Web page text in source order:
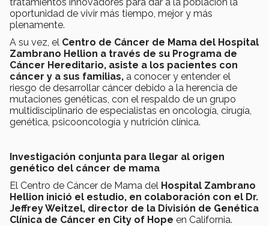
oportunidad de vivir más tiempo, mejor y más
plenamente.
A su vez, el Centro de Cáncer de Mama del Hospital
Zambrano Hellion a través de su Programa de
Cáncer Hereditario, asiste a los pacientes con
cáncer y a sus familias, a conocer y entender el
riesgo de desarrollar cáncer debido a la herencia de
mutaciones genéticas, con el respaldo de un grupo
multidisciplinario de especialistas en oncología, cirugía,
genética, psicooncología y nutrición clínica.
Investigación conjunta para llegar al origen
genético del cáncer de mama
El Centro de Cáncer de Mama del Hospital Zambrano
Hellion inició el estudio, en colaboración con el Dr.
Jeffrey Weitzel, director de la División de Genética
Clínica de Cáncer en City of Hope en California.